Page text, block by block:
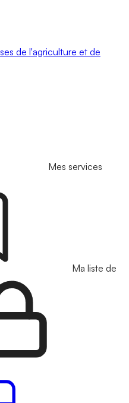
de l'agriculture et de
Mes services
Ma liste de